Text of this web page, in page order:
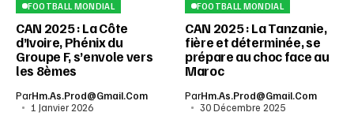
FOOTBALL MONDIAL
CAN 2025 : La Côte
d’Ivoire, Phénix du
Groupe F, s’envole vers
les 8èmes
ParHm.as.prod@gmail.com
1 Janvier 2026
FOOTBALL MONDIAL
CAN 2025 : La Tanzanie,
fière et déterminée, se
prépare au choc face au
Maroc
ParHm.as.prod@gmail.com
30 Décembre 2025